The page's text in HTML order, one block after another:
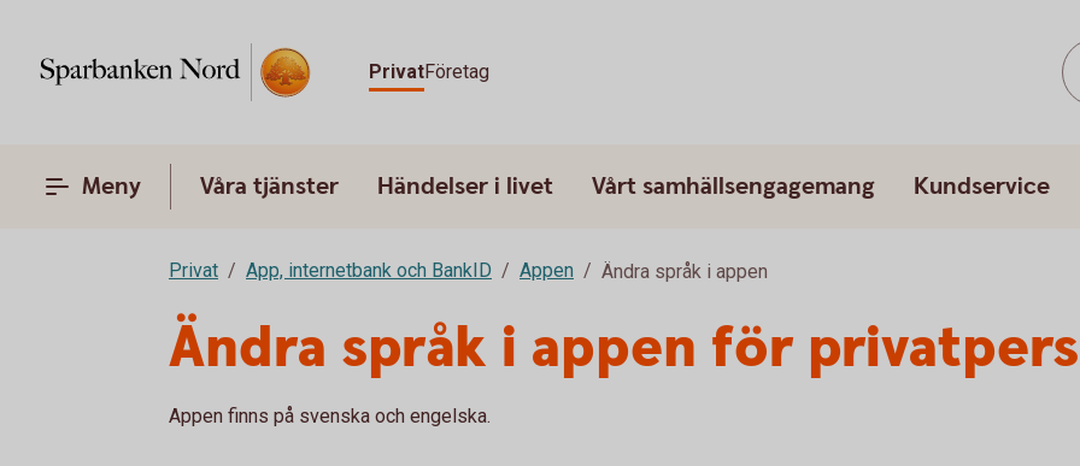
PrivatFöretag
Meny Våra tjänster Händelser i livet Vårt samhällsengagemang Kundservice
Privat App, internetbank och BankID Appen Ändra språk i appen
Ändra språk i appen för
Appen finns på svenska och engelska.